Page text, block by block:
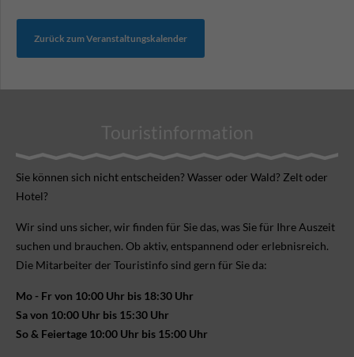
Zurück zum Veranstaltungskalender
Touristinformation
Sie können sich nicht ent­scheiden? Wasser oder Wald? Zelt oder
Hotel?
Wir sind uns sicher, wir finden für Sie das, was Sie für Ihre Aus­zeit
suchen und brauchen. Ob aktiv, ent­spannend oder erlebnis­reich.
Die Mitarbeiter der Touristinfo sind gern für Sie da:
Mo - Fr von 10:00 Uhr bis 18:30 Uhr
Sa von 10:00 Uhr bis 15:30 Uhr
So & Feiertage 10:00 Uhr bis 15:00 Uhr